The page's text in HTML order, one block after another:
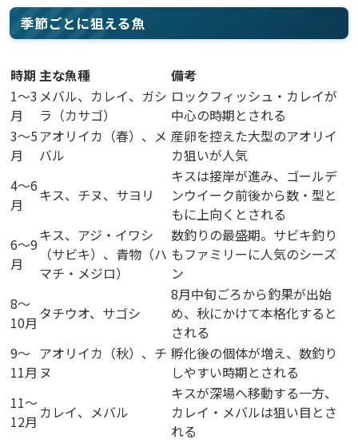
季節ごとに狙える魚
時期 主な魚種
備考
1〜3
月
メバル、カレイ、ガシ
ラ（カサゴ）
ロックフィッシュ・カレイが
中心の時期とされる
3〜5
月
アオリイカ（春）、メ
バル
産卵を控えた大型のアオリイ
カ狙いが人気
4〜6
月
キス、チヌ、サヨリ
キスは接岸が進み、ゴールデ
ンウイーク前後から数・型と
もに上向くとされる
6〜9
月
キス、アジ・イワシ
（サビキ）、青物（ハ
マチ・メジロ）
数釣りの最盛期。サビキ釣り
もファミリーに人気のシーズ
ン
8〜
10月 タチウオ、サゴシ
8月中旬ごろから釣果が出始
め、秋にかけて本格化すると
される
9〜
11月
アオリイカ（秋）、チ
ヌ
孵化後の個体が増え、数釣り
しやすい時期とされる
11〜
12月 カレイ、メバル
キスが深場へ移動する一方、
カレイ・メバルは狙い目とさ
れる